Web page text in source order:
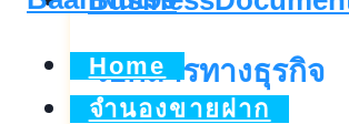
Home
จำนองขายฝาก
เอกสารทางธุรกิจ